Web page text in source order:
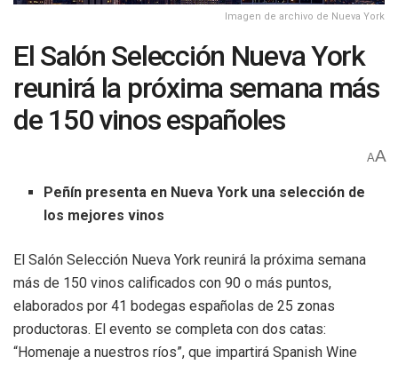
Imagen de archivo de Nueva York
El Salón Selección Nueva York
reunirá la próxima semana más
de 150 vinos españoles
AA
Peñín presenta en Nueva York una selección de
los mejores vinos
El Salón Selección Nueva York reunirá la próxima semana
más de 150 vinos calificados con 90 o más puntos,
elaborados por 41 bodegas españolas de 25 zonas
productoras. El evento se completa con dos catas:
“Homenaje a nuestros ríos”, que impartirá Spanish Wine